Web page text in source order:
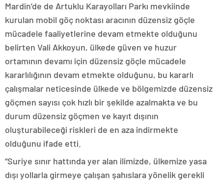
Mardin’de de Artuklu Karayolları Parkı mevkiinde
kurulan mobil göç noktası aracının düzensiz göçle
mücadele faaliyetlerine devam etmekte olduğunu
belirten Vali Akkoyun, ülkede güven ve huzur
ortamının devamı için düzensiz göçle mücadele
kararlılığının devam etmekte olduğunu, bu kararlı
çalışmalar neticesinde ülkede ve bölgemizde düzensiz
göçmen sayısı çok hızlı bir şekilde azalmakta ve bu
durum düzensiz göçmen ve kayıt dışının
oluşturabileceği riskleri de en aza indirmekte
olduğunu ifade etti.
“Suriye sınır hattında yer alan ilimizde, ülkemize yasa
dışı yollarla girmeye çalışan şahıslara yönelik gerekli